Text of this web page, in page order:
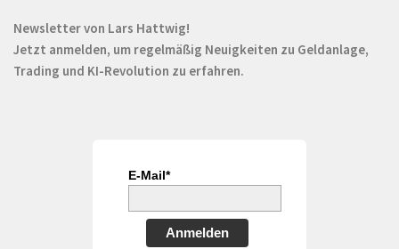
Newsletter von Lars Hattwig!
Jetzt anmelden, um regelmäßig Neuigkeiten zu Geldanlage,
Trading und KI-Revolution zu erfahren.
E-Mail*
Anmelden